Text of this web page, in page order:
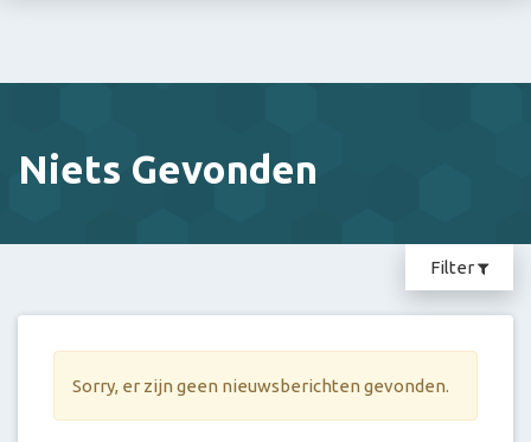
Niets Gevonden
Filter
Sorry, er zijn geen nieuwsberichten gevonden.